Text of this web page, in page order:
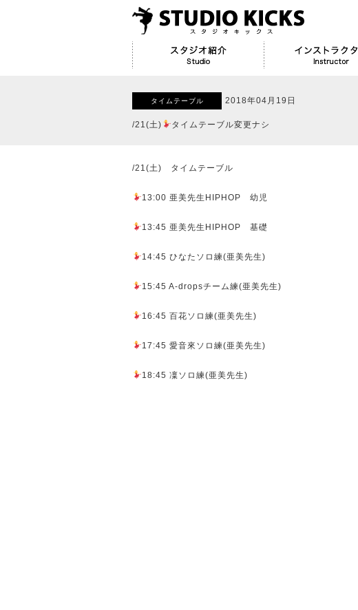
タイムテーブル 2018年04月19日
/21(土) タイムテーブル変更ナシ
/21(土) タイムテーブル
13:00 亜美先生HIPHOP 幼児
13:45 亜美先生HIPHOP 基礎
14:45 ひなたソロ練(亜美先生)
15:45 A-dropsチーム練(亜美先生)
16:45 百花ソロ練(亜美先生)
17:45 愛音來ソロ練(亜美先生)
18:45 凜ソロ練(亜美先生)